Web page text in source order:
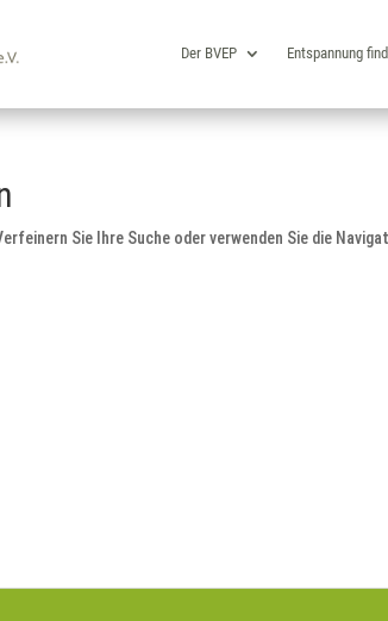
Der BVEP Entspannung
Sie Ihre Suche oder verwenden Sie die